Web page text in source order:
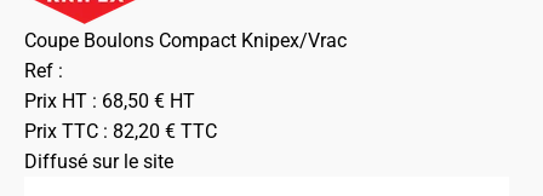
Coupe Boulons Compact Knipex/Vrac
Ref :
Prix HT : 68,50 € HT
Prix TTC : 82,20 € TTC
Diffusé sur le site